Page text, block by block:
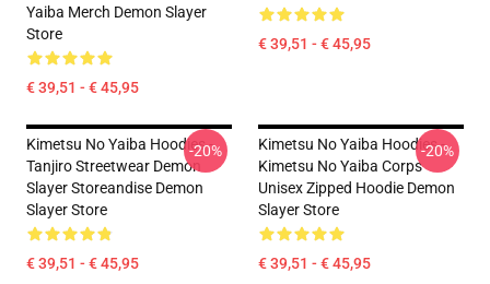
Yaiba Merch Demon Slayer
Store
€ 39,51 - € 45,95
€ 39,51 - € 45,95
Kimetsu No Yaiba Hoodies -
Tanjiro Streetwear Demon
Slayer Storeandise Demon
Slayer Store
€ 39,51 - € 45,95
-20%
Kimetsu No Yaiba Hoodies -
Kimetsu No Yaiba Corps
Unisex Zipped Hoodie Demon
Slayer Store
€ 39,51 - € 45,95
-20%